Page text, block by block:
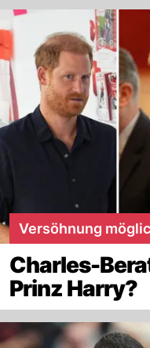
Versöhnung
Charles-
Prinz Harry?